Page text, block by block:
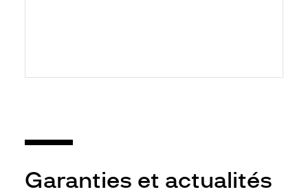
Garanties et actualités